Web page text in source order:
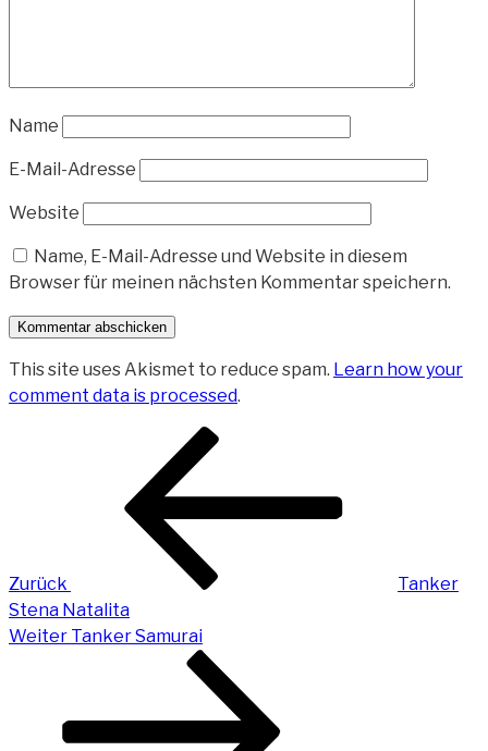
Name
E-Mail-Adresse
Website
Name, E-Mail-Adresse und Website in diesem
Browser für meinen nächsten Kommentar speichern.
This site uses Akismet to reduce spam. Learn how your
comment data is processed.
Beitragsnavigation
Zurück
Tanker
Stena Natalita
Nächster
Weiter Tanker Samurai